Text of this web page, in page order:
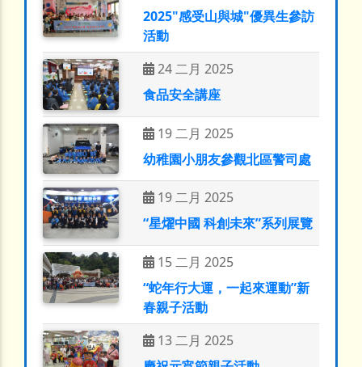
2025"感受山與城"優異生參訪
活動
24 二月 2025
食品安全講座
19 二月 2025
幼稚園小朋友參觀北區警司處
19 二月 2025
“星燿中國 科創未來”系列展覽
15 二月 2025
“蛇年行大運，一起來運動”新
春親子活動
13 二月 2025